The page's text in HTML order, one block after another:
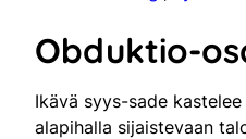
Obduktio-
Ikävä syys-sade
alapihalla sijaistevaan